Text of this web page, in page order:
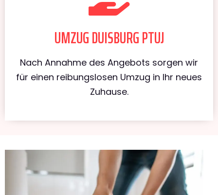
UMZUG DUISBURG PTUJ
Nach Annahme des Angebots sorgen wir
für einen reibungslosen Umzug in Ihr neues
Zuhause.